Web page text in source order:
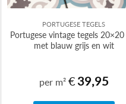
PORTUGESE TEGELS
Portugese vintage tegels
met blauw grijs en wit
per m² € 39,95